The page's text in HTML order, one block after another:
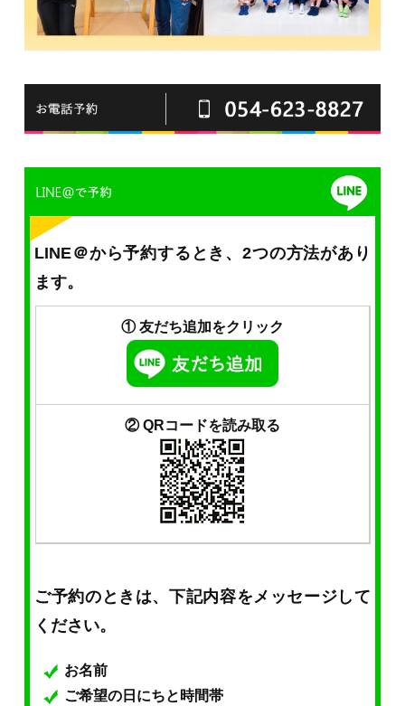
LINE＠から予約するとき、2つの方法があり
ます。
① 友だち追加をクリック
② QRコードを読み取る
ご予約のときは、下記内容をメッセージして
ください。
お名前
ご希望の日にちと時間帯